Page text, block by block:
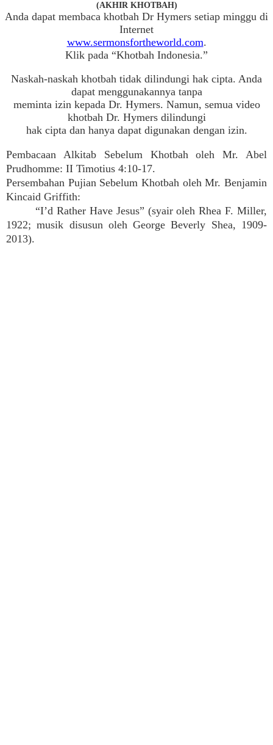
(AKHIR KHOTBAH)
Anda dapat membaca khotbah Dr Hymers setiap minggu di
Internet
www.sermonsfortheworld.com.
Klik pada “Khotbah Indonesia.”
Naskah-naskah khotbah tidak dilindungi hak cipta. Anda
dapat menggunakannya tanpa
meminta izin kepada Dr. Hymers. Namun, semua video
khotbah Dr. Hymers dilindungi
hak cipta dan hanya dapat digunakan dengan izin.
Pembacaan Alkitab Sebelum Khotbah oleh Mr. Abel
Prudhomme: II Timotius 4:10-17.
Persembahan Pujian Sebelum Khotbah oleh Mr. Benjamin
Kincaid Griffith:
“I’d Rather Have Jesus” (syair oleh Rhea F. Miller,
1922; musik disusun oleh George Beverly Shea, 1909-
2013).